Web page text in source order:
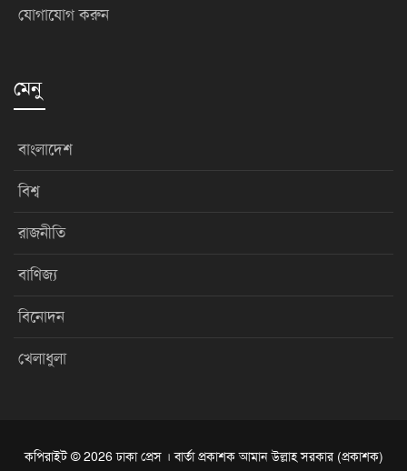
যোগাযোগ করুন
মেনু
বাংলাদেশ
বিশ্ব
রাজনীতি
বাণিজ্য
বিনোদন
খেলাধুলা
কপিরাইট © 2026 ঢাকা প্রেস । বার্তা প্রকাশক আমান উল্লাহ সরকার (প্রকাশক)